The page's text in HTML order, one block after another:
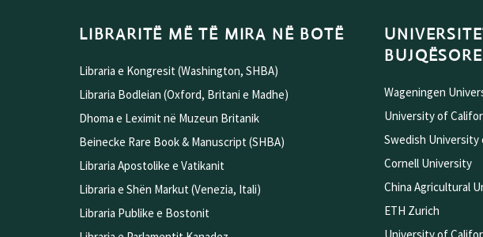
LIBRARITË MË TË MIRA NË BOTË
Libraria e Kongresit (Washington, SHBA)
Libraria Bodleian (Oxford, Britani e Madhe)
Dhoma e Leximit në Muzeun Britanik
Beinecke Rare Book & Manuscript (SHBA)
Libraria Apostolike e Vatikanit
Libraria e Shën Markut (Venezia, Itali)
Libraria Publike e Bostonit
BUJQËSORE
Wageningen
University of
Swedish University
Cornell University
China Agricultural
ETH Zurich